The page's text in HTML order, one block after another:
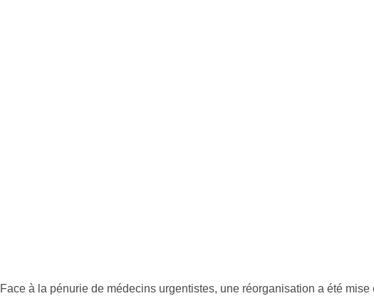
Face à la pénurie de médecins urgentistes, une réorganisation a été